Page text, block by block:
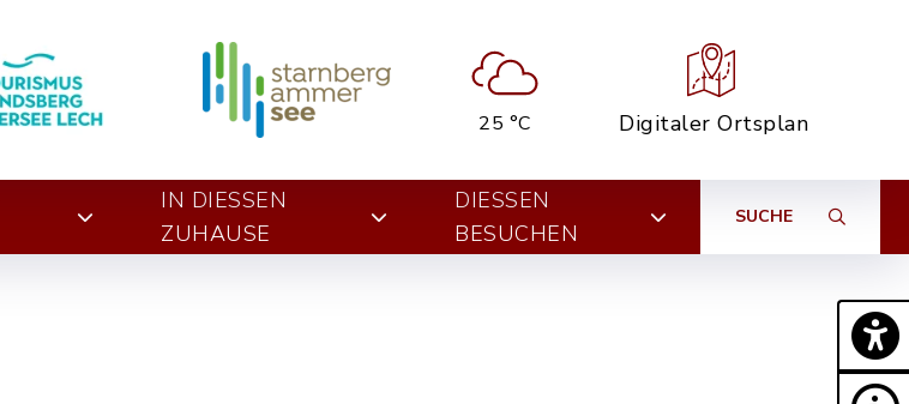
25 °C Digitaler Ortsplan
IN DIESSEN Z
UHAUSE
DIESSEN B
ESUCHEN
SUCHE